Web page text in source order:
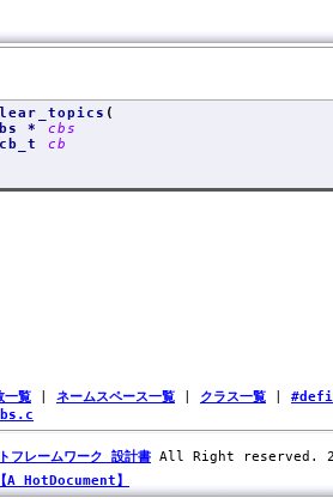
(
* cbs
cb
一覧 ネームスペース一覧 クラス一覧
フレームワーク 設計書 All Right reserved.
A HotDocument】